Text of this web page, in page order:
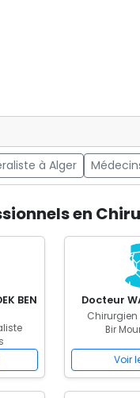
à Alger
en
BEN
Docteur
Bir
Voir